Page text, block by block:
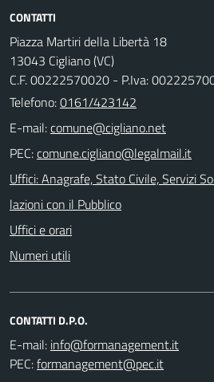
CONTATTI
Piazza Martiri della Libertà 18
13043 Cigliano (VC)
C.F. 00222570020 - P.Iva:
Telefono:0161/423142
E-mail:
PEC:
Uffici: Anagrafe, Stato Civile, Servizi
lazioni con il Pubblico
Uffici e orari
Numeri utili
CONTATTI D.P.O.
E-mail:
PEC: